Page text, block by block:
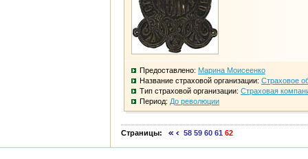
Предоставлено: Марина Моисеенко
Название страховой организации: Страховое
Тип страховой организации: Страховая
Период: До революции
Страницы: 58 59 60 61 62